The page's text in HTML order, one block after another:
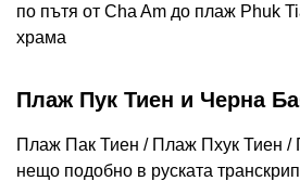
по пътя от Cha Am до плаж Phuk
храма
Плаж Пук Тиен и Черна
Плаж Пак Тиен / Плаж Пхук Тиен /
нещо подобно в руската